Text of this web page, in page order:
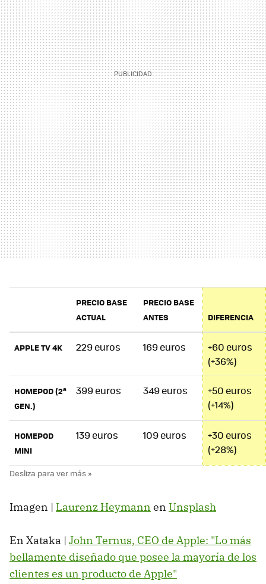
PRECIO BASE
ACTUAL
PRECIO BASE
ANTES
DIFERENCIA
APPLE TV 4K 229 euros 169 euros
+60 euros
(+36%)
HOMEPOD (2ª
GEN.)
399 euros 349 euros
+50 euros
(+14%)
HOMEPOD
MINI
139 euros 109 euros
+30 euros
(+28%)
Imagen | Laurenz Heymann en Unsplash
En Xataka | John Ternus, CEO de Apple: "Lo más
bellamente diseñado que posee la mayoría de los
clientes es un producto de Apple"